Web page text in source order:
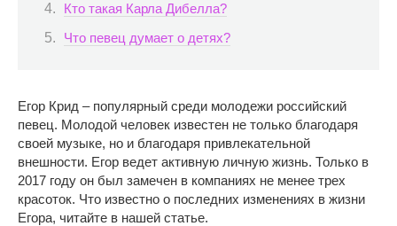
Кто такая Карла Дибелла?
Что певец думает о детях?
Егор Крид – популярный среди молодежи российский
певец. Молодой человек известен не только благодаря
своей музыке, но и благодаря привлекательной
внешности. Егор ведет активную личную жизнь. Только в
2017 году он был замечен в компаниях не менее трех
красоток. Что известно о последних изменениях в жизни
Егора, читайте в нашей статье.